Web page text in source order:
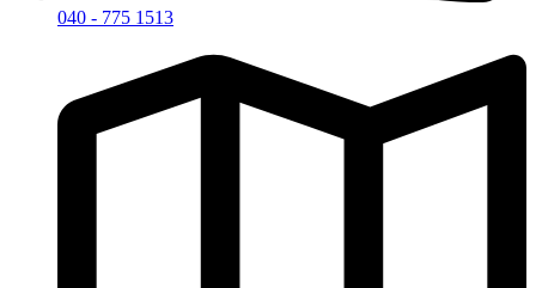
040 - 775 1513